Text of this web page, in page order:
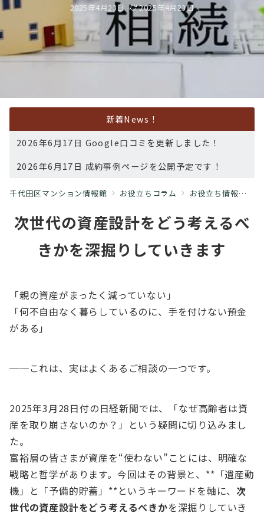
2025年4月23日 2025年4月23日
新着News！
2026年6月17日 Google口コミを更新しました！
2026年6月17日 成約事例ページを公開予定です！
千代田区マンション情報館 お役立ちコラム お役立ち情報
次世代の資産設計をどう考えるべ
きかを深掘りしていきます
「親の資産がまったく減っていない」
「何不自由なく暮らしているのに、手を付けない預金
がある」
──これは、実はよくあるご相談の一つです。
2025年3月28日付の日経新聞では、「なぜ高齢者は資
産を取り崩さないのか？」という疑問に切り込みまし
た。
富裕層の皆さまが資産を“使わない”ことには、明確な
戦略と哲学があります。今回はその背景と、**「遺産動
機」と「予備的貯蓄」**というキーワードを軸に、 次
世代の資産設計をどう考えるべきかを深掘りしていき